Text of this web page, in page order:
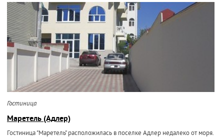
Гостиница
Маретель (Адлер)
Гостиница "Маретель" расположилась в поселке Адлер недалеко от моря.